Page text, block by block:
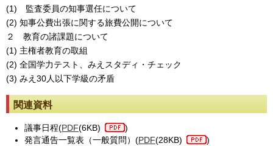
(1) 監査委員の知事選任について
(2) 知事公費出張に関する旅費公開について
２ 教育の諸課題について
(1) 主権者教育の取組
(2) 全国学力テスト、みえスタディ・チェック
(3) みえ30人以下学級の矛盾
関連資料
議事日程(PDF(6KB)
)
発言通告一覧表（一般質問）(PDF(28KB) )